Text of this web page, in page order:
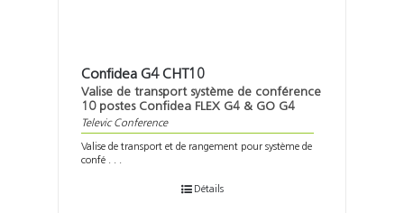
Confidea G4 CHT10
Valise de transport système de conférence
10 postes Confidea FLEX G4 & GO G4
Televic Conference
Valise de transport et de rangement pour système de
confé . . .
Détails